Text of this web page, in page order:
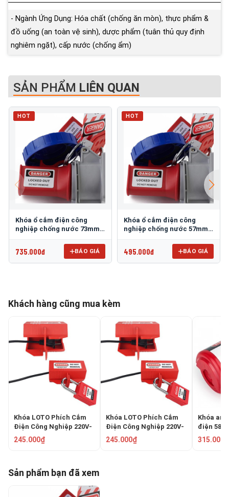
- Ngành Ứng Dụng: Hóa chất (chống ăn mòn), thực phẩm &
đồ uống (an toàn vệ sinh), dược phẩm (tuân thủ quy định
nghiêm ngặt), cấp nước (chống ẩm)
SẢN PHẨM LIÊN QUAN
HOT
Khóa ổ cắm điện công
nghiệp chống nước 73mm
735.000đ BÁO GIÁ
HOT
Khóa ổ cắm điện công
nghiệp chống nước 57mm
495.000đ BÁO GIÁ
Khách hàng cũng mua kèm
Khóa LOTO Phích Cắm
Điện Công Nghiệp 220V-
500V PROLOCKEY
245.000₫
Khóa LOTO Phích Cắm
Điện Công Nghiệp 220V-
500V PROLOCKEY EPL02
245.000₫
Khóa an
điện
EPL04
315.000₫
Sản phẩm bạn đã xem